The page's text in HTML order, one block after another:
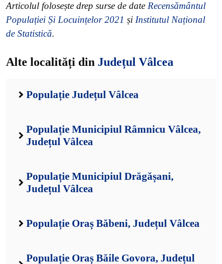
Articolul folosește drep surse de date Recensământul
Populației Și Locuințelor 2021 și Institutul Național
de Statistică.
Alte localități din Județul Vâlcea
Populație Județul Vâlcea
Populație Municipiul Râmnicu Vâlcea,
Județul Vâlcea
Populație Municipiul Drăgășani,
Județul Vâlcea
Populație Oraș Băbeni, Județul Vâlcea
Populație Oraș Băile Govora, Județul